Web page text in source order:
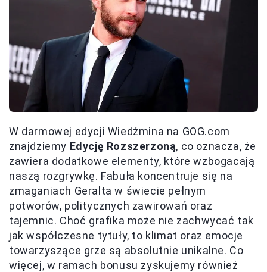
W darmowej edycji Wiedźmina na GOG.com
znajdziemy Edycję Rozszerzoną, co oznacza, że
zawiera dodatkowe elementy, które wzbogacają
naszą rozgrywkę. Fabuła koncentruje się na
zmaganiach Geralta w świecie pełnym
potworów, politycznych zawirowań oraz
tajemnic. Choć grafika może nie zachwycać tak
jak współczesne tytuły, to klimat oraz emocje
towarzyszące grze są absolutnie unikalne. Co
więcej, w ramach bonusu zyskujemy również